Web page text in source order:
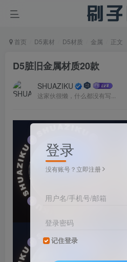
首页 D5素材 D5材质 金属 正文
D5脏旧金属材质20款
SHUAZIKU
这家伙很懒，什么都没有写...
登录
没有账号？立即注册
用户名/手机号/邮箱
登录密码
记住登录